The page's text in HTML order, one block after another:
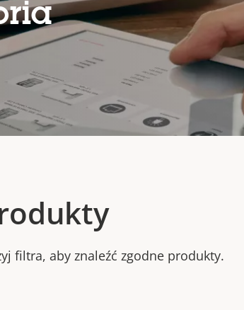
filtra, aby znaleźć zgodne produkty.